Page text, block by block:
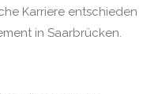
Karriere entschieden
in Saarbrücken.